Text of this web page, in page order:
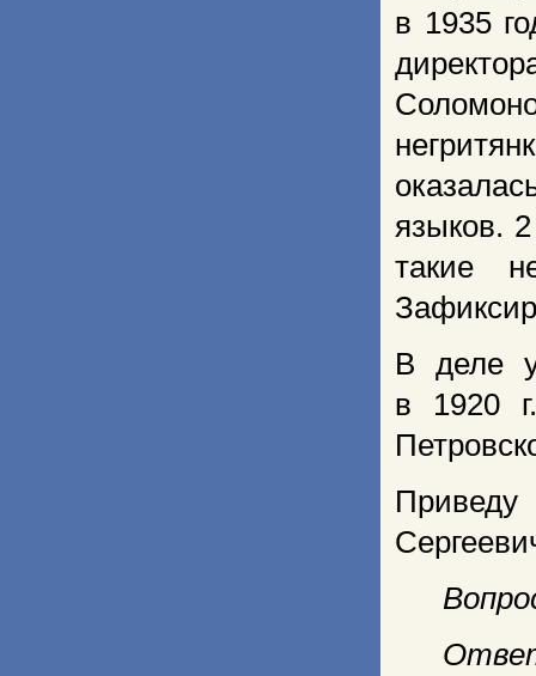
в 1935
языков.
такие
В деле
в 1920